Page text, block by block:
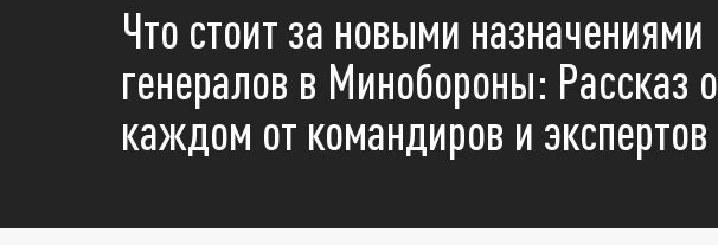
Что стоит за новыми назначениями
генералов в Минобороны: Рассказ о
каждом от командиров и экспертов